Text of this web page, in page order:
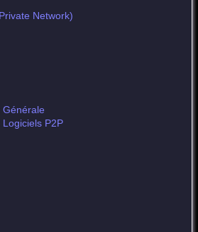
Network)
Générale
P2P